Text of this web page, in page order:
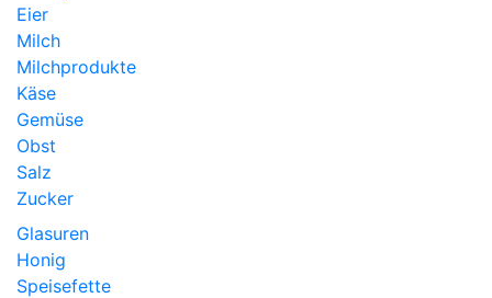
Eier
Milch
Milchprodukte
Käse
Gemüse
Obst
Salz
Zucker
Glasuren
Honig
Speisefette